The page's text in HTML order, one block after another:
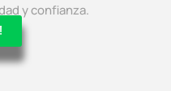
y confianza.